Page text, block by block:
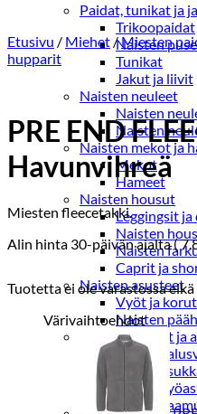
Paidat, tunikat ja
Trikoopaidat
Naisten
Tunikat
Jakut ja liivit
Naisten neuleet
Naisten
Naisten
Naisten mekot ja
Mekot
Hameet
Naisten housut
Leggingsit
Naisten
Naisten
Caprit ja
Naisten asusteet
Vyöt ja korut
Naisten
Naisten yöasut ja
Naisten
Sukat ja
Naisten
Naisten
Etusivu / Miehet /Miesten
hupparit
PRE END
Havunvihreä
Miesten fleecetakki.
Alin hinta 30-päivän ajalta (
Tuotetta ei ole varastossa
Värivaihtoehdot